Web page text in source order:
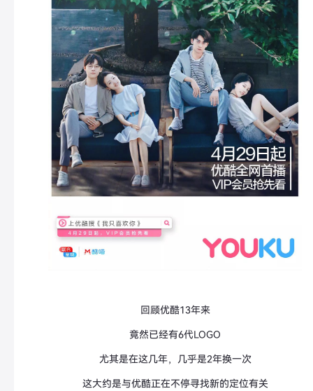
回顾优酷13年来
竟然已经有6代LOGO
尤其是在这几年，几乎是2年换一次
这大约是与优酷正在不停寻找新的定位有关